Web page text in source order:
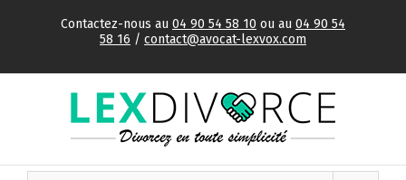
Contactez-nous au 04 90 54 58 10 ou au 04 90 54
58 16 / contact@avocat-lexvox.com